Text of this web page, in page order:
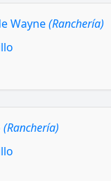
Wayne(Ranchería)
(Ranchería)